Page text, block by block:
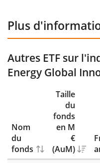
Plus
Autres ETF sur
Energy Global
Nom
du
fonds
Taille
du
fonds
en M
€
(AuM)